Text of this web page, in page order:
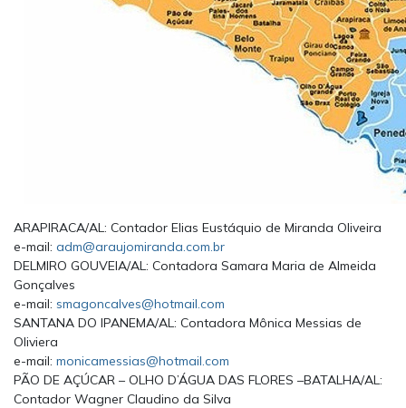
ARAPIRACA/AL: Contador Elias Eustáquio de Miranda Oliveira
e-mail: adm@araujomiranda.com.br
DELMIRO GOUVEIA/AL: Contadora Samara Maria de Almeida
Gonçalves
e-mail: smagoncalves@hotmail.com
SANTANA DO IPANEMA/AL: Contadora Mônica Messias de
Oliviera
e-mail: monicamessias@hotmail.com
PÃO DE AÇÚCAR – OLHO D’ÁGUA DAS FLORES –BATALHA/AL:
Contador Wagner Claudino da Silva